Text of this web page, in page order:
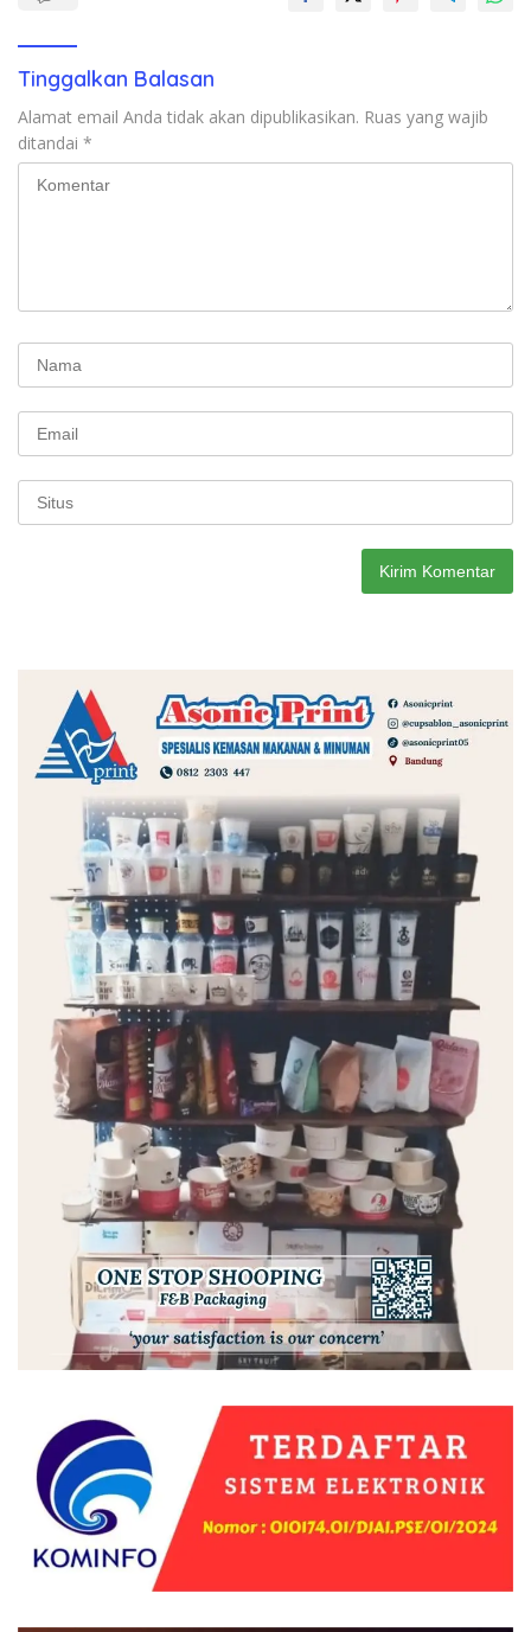
Tinggalkan Balasan
Alamat email Anda tidak akan dipublikasikan. Ruas yang wajib
ditandai *